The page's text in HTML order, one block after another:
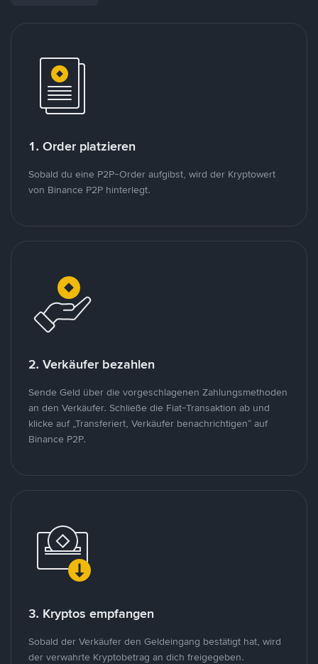
1. Order platzieren
Sobald du eine P2P-Order aufgibst, wird der Kryptowert
von Binance P2P hinterlegt.
2. Verkäufer bezahlen
Sende Geld über die vorgeschlagenen Zahlungsmethoden
an den Verkäufer. Schließe die Fiat-Transaktion ab und
klicke auf „Transferiert, Verkäufer benachrichtigen“ auf
Binance P2P.
3. Kryptos empfangen
Sobald der Verkäufer den Geldeingang bestätigt hat, wird
der verwahrte Kryptobetrag an dich freigegeben.